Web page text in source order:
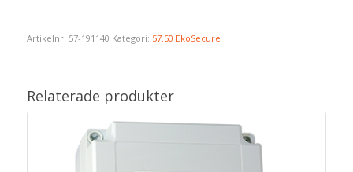
Artikelnr: 57-191140 Kategori: 57.50 EkoSecure
Relaterade produkter